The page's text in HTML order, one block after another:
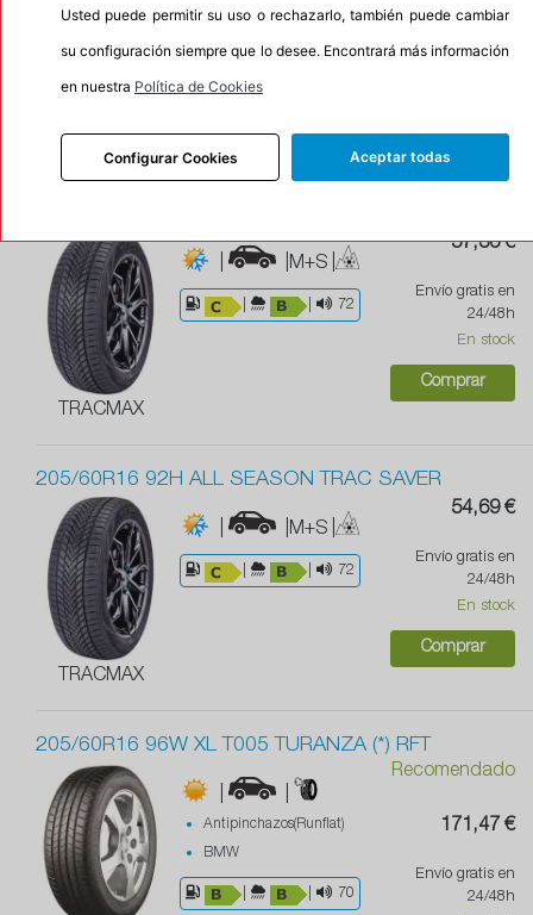
Antipinchazos(Runflat)
24/48h
TRACMAX
| |M+S |
72
57,36 €
Envío gratis en
24/48h
En stock
Comprar
205/60R16 92H ALL SEASON TRAC SAVER
TRACMAX
| |M+S |
72
54,69 €
Envío gratis en
24/48h
En stock
Comprar
205/60R16 96W XL T005 TURANZA (*) RFT
|
Antipinchazos(Runflat)
BMW
70
Recomendado
171,47 €
Envío gratis en
24/48h
Usted puede permitir su uso o rechazarlo, también puede cambiar
su configuración siempre que lo desee. Encontrará más información
en nuestra Política de Cookies
Configurar Cookies Aceptar todas